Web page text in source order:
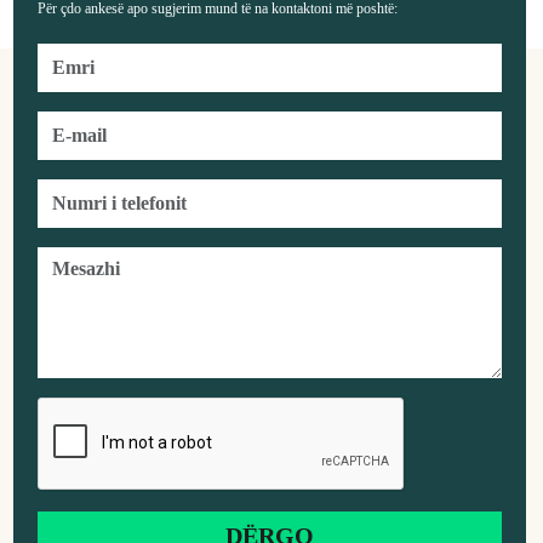
Për çdo ankesë apo sugjerim mund të na kontaktoni më poshtë: